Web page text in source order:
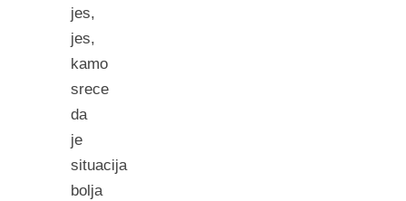
jes,
jes,
kamo
srece
da
je
situacija
bolja